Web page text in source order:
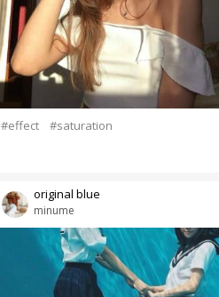
#effect #saturation
minume
original blue